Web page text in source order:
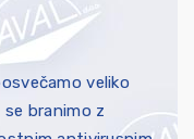
veliko
branimo z